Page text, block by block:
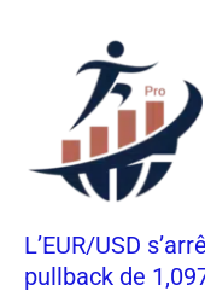
L’EUR/USD
pullback de